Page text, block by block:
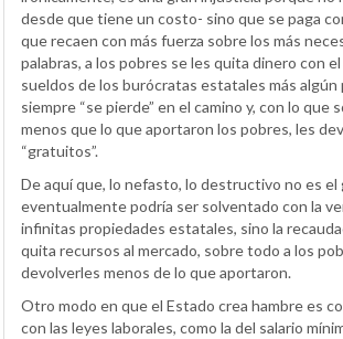
desde que tiene un costo- sino que se paga
que recaen con más fuerza sobre los más
palabras, a los pobres se les quita dinero con
sueldos de los burócratas estatales más
siempre “se pierde” en el camino y, con lo que
menos que lo que aportaron los pobres, les
“gratuitos”.
De aquí que, lo nefasto, lo destructivo no es
eventualmente podría ser solventado con la
infinitas propiedades estatales, sino la
quita recursos al mercado, sobre todo a los
devolverles menos de lo que aportaron.
Otro modo en que el Estado crea hambre es
con las leyes laborales, como la del salario